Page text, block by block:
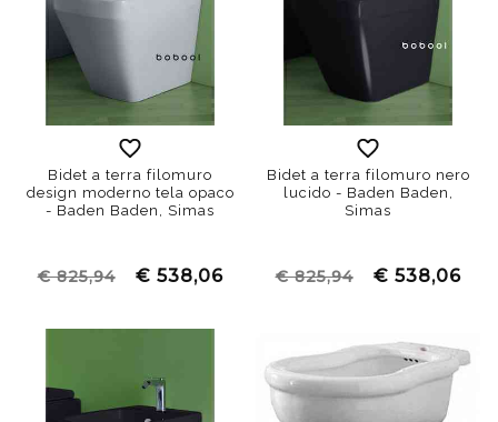
Bidet a terra filomuro
design moderno tela opaco
- Baden Baden, Simas
€ 825,94 € 538,06
Bidet a terra filomuro nero
lucido - Baden Baden,
Simas
€ 825,94 € 538,06